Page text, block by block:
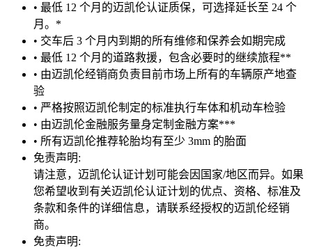
• 最低 12 个月的迈凯伦认证质保，可选择延长至 24 个
月。*
• 交车后 3 个月内到期的所有维修和保养会如期完成
• 最低 12 个月的道路救援，包含必要时的继续旅程**
• 由迈凯伦经销商负责目前市场上所有的车辆原产地查
验
• 严格按照迈凯伦制定的标准执行车体和机动车检验
• 由迈凯伦金融服务量身定制金融方案***
• 所有迈凯伦推荐轮胎均有至少 3mm 的胎面
免责声明:
请注意，迈凯伦认证计划可能会因国家/地区而异。如果
您希望收到有关迈凯伦认证计划的优点、资格、标准及
条款和条件的详细信息，请联系经授权的迈凯伦经销
商。
免责声明: